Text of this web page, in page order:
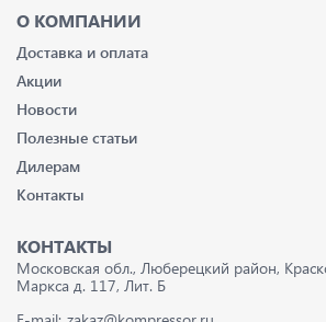
О КОМПАНИИ
Доставка и оплата
Акции
Новости
Полезные статьи
Дилерам
Контакты
КОНТАКТЫ
Московская обл., Люберецкий район,
Маркса д. 117, Лит. Б